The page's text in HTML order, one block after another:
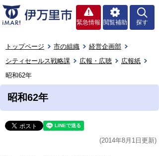
緊急情報 閲覧補助 探す
トップページ 市の組織
経営企画部
シティセールス戦略課
広報・広聴
広報紙
昭和62年
昭和62年
(2014年8月1日更新)